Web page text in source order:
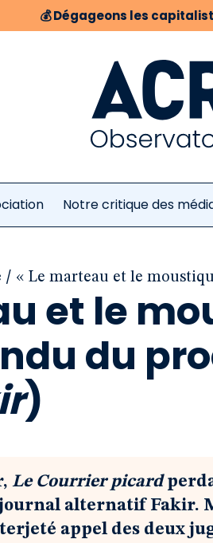
💰Dégageons les
Notre critique des
/ « Le marteau et le
et le
du
)
Le Courrier picard
alternatif Fakir.
appel des deux